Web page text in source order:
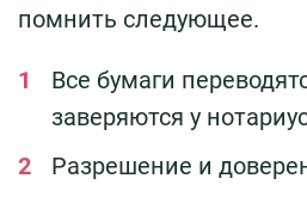
помнить следующее.
Все бумаги
заверяются у
Разрешение и